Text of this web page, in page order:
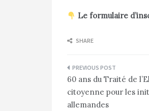
Le formulaire
SHARE
Navigation
de
l’article
60 ans du Traité de
citoyenne pour les
allemandes